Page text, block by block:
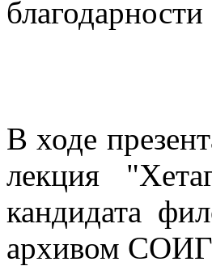
В ходе
лекция
кандидата
архивом